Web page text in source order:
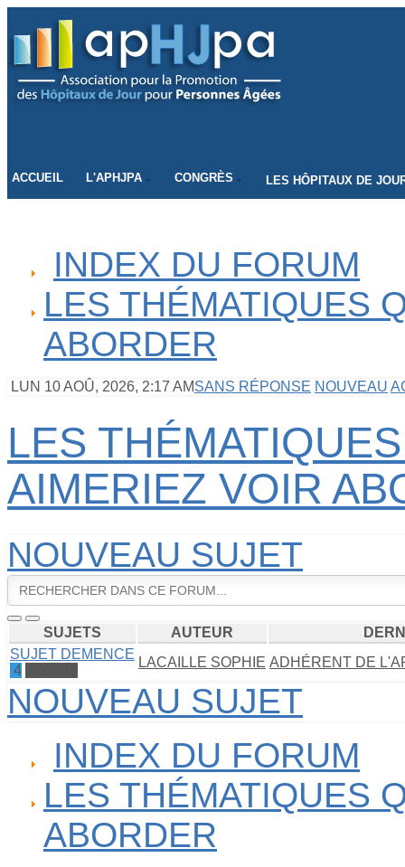
ACCUEIL L'APHJPA CONGRÈS LES HÔPITAUX DE
INDEX DU FORUM
LES THÉMATIQUES
ABORDER
LUN 10 AOÛ, 2026, 2:17 AMSANS RÉPONSE NOUVEAU
LES
AIMERIEZ VOIR
NOUVEAU SUJET
SUJETS AUTEUR
SUJET DEMENCE
4
LACAILLE SOPHIE ADHÉRENT DE
NOUVEAU SUJET
INDEX DU FORUM
LES THÉMATIQUES
ABORDER